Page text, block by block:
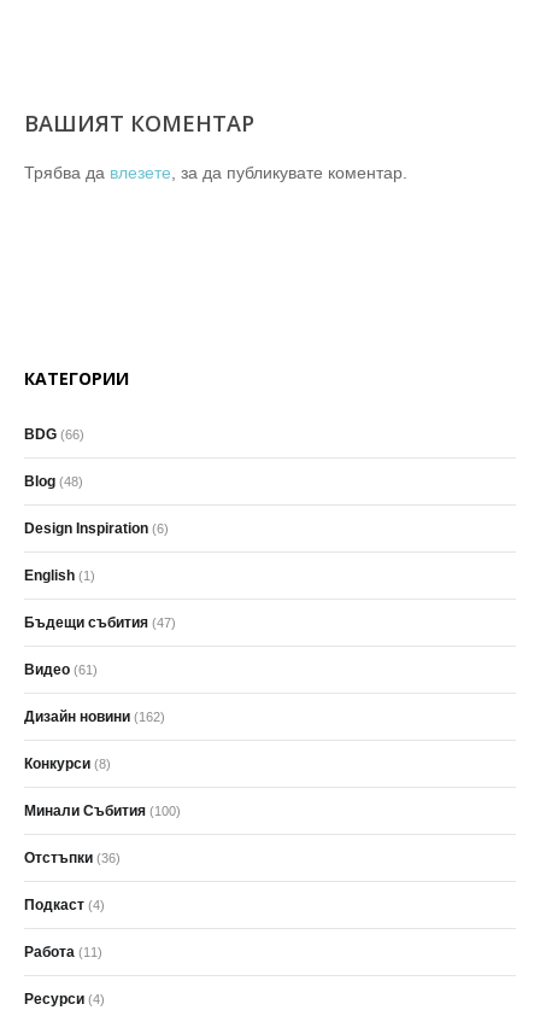
ВАШИЯТ КОМЕНТАР
Трябва да влезете , за да публикувате коментар.
КАТЕГОРИИ
BDG (66)
Blog (48)
Design Inspiration (6)
English (1)
Бъдещи събития (47)
Видео (61)
Дизайн новини (162)
Конкурси (8)
Минали Събития (100)
Отстъпки (36)
Подкаст (4)
Работа (11)
Ресурси (4)